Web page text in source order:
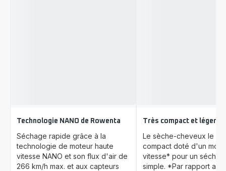
Technologie NANO de Rowenta
Séchage rapide grâce à la
technologie de moteur haute
vitesse NANO et son flux d'air de
266 km/h max. et aux capteurs
Très compact et léger
Le sèche-cheveux le
compact doté d'un
vitesse* pour un
simple. *Par rapport au